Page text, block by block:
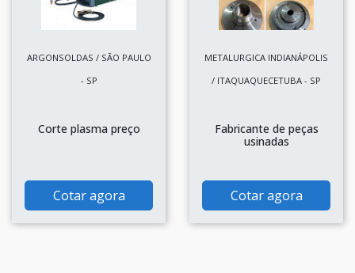
ARGONSOLDAS / SÃO PAULO
- SP
Corte plasma preço
Cotar agora
METALURGICA INDIANÁPOLIS
/ ITAQUAQUECETUBA - SP
Fabricante de peças
usinadas
Cotar agora